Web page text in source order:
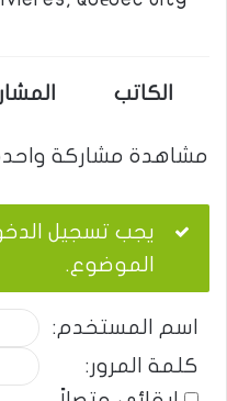
الكاتب
مشاهدة مشاركة
يجب تسجيل
الموضوع.
اسم المستخدم:
كلمة المرور: